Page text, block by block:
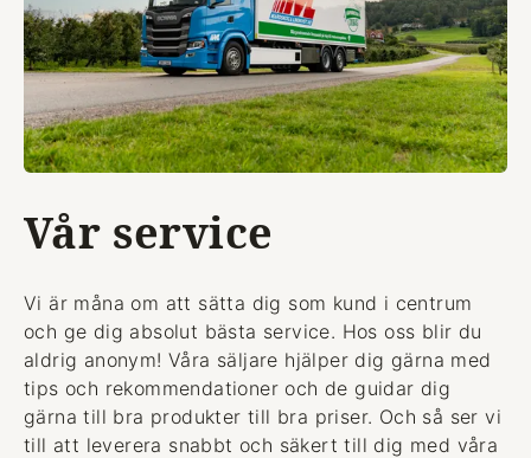
Vår service
Vi är måna om att sätta dig som kund i centrum
och ge dig absolut bästa service. Hos oss blir du
aldrig anonym! Våra säljare hjälper dig gärna med
tips och rekommendationer och de guidar dig
gärna till bra produkter till bra priser. Och så ser vi
till att leverera snabbt och säkert till dig med våra